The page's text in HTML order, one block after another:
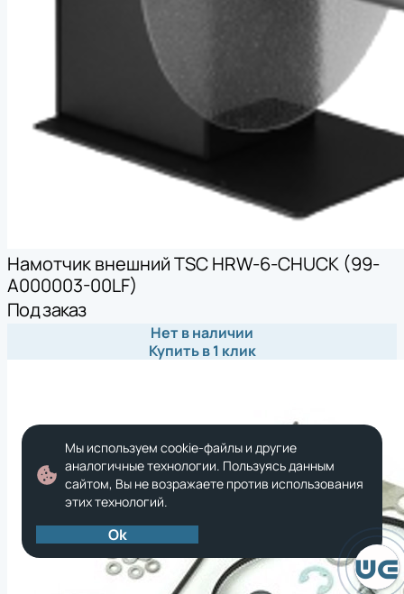
Намотчик внешний TSC HRW-6-CHUCK (99-
A000003-00LF)
Под заказ
Нет в наличии
Купить в 1 клик
Мы используем cookie-файлы и другие
аналогичные технологии. Пользуясь данным
сайтом, Вы не возражаете против использования
этих технологий.
Ok